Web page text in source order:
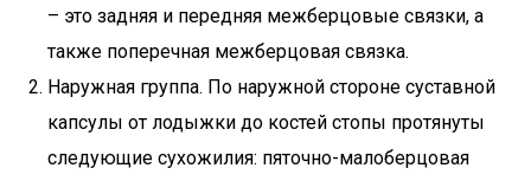
– это задняя и передняя межберцовые связки, а
также поперечная межберцовая связка.
Наружная группа. По наружной стороне суставной
капсулы от лодыжки до костей стопы протянуты
следующие сухожилия: пяточно-малоберцовая